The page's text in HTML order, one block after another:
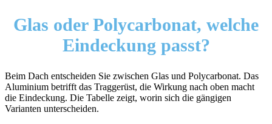
Glas oder Polycarbonat, welche
Eindeckung passt?
Beim Dach entscheiden Sie zwischen Glas und Polycarbonat. Das
Aluminium betrifft das Traggerüst, die Wirkung nach oben macht
die Eindeckung. Die Tabelle zeigt, worin sich die gängigen
Varianten unterscheiden.